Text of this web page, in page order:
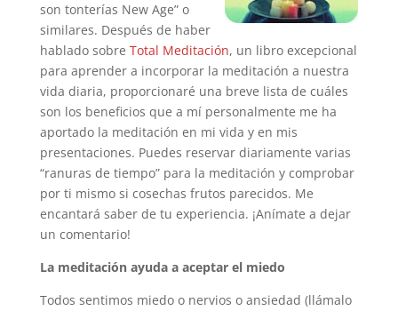
son tonterías New Age” o
similares. Después de haber
hablado sobre Total Meditación, un libro excepcional
para aprender a incorporar la meditación a nuestra
vida diaria, proporcionaré una breve lista de cuáles
son los beneficios que a mí personalmente me ha
aportado la meditación en mi vida y en mis
presentaciones. Puedes reservar diariamente varias
“ranuras de tiempo” para la meditación y comprobar
por ti mismo si cosechas frutos parecidos. Me
encantará saber de tu experiencia. ¡Anímate a dejar
un comentario!
La meditación ayuda a aceptar el miedo
Todos sentimos miedo o nervios o ansiedad (llámalo